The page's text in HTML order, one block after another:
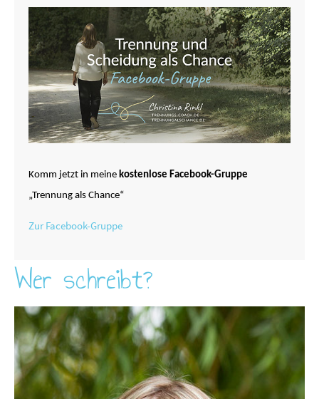
Komm jetzt in meine kostenlose Facebook-Gruppe
„Trennung als Chance“
Zur Facebook-Gruppe
Wer schreibt?